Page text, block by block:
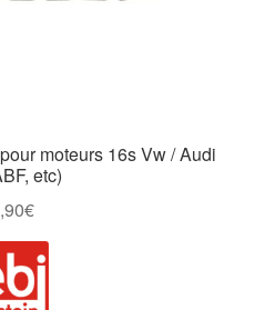
moteurs 16s Vw / Audi
etc)
€